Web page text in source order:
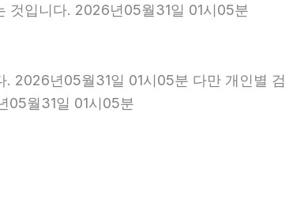
것입니다. 2026년05월31일 01시05분
. 2026년05월31일 01시05분 다만 개인별 검
05월31일 01시05분